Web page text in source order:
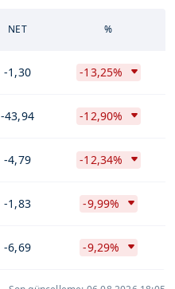
NET %
-1,30 -13,25%
-43,94 -12,90%
-4,79 -12,34%
-1,83 -9,99%
-6,69 -9,29%